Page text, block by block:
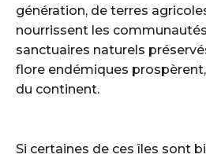
génération, de terres
nourrissent les
sanctuaires naturels
flore endémiques
du continent.
Si certaines de ces îles sont